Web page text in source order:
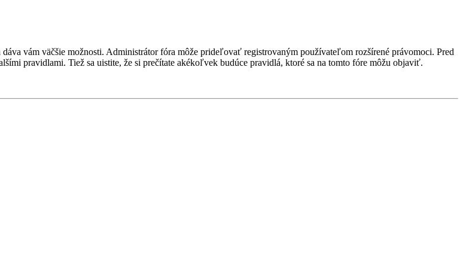
vám väčšie možnosti. Administrátor fóra môže prideľovať registrovaným používateľom rozšírené právomoci. Pred
pravidlami. Tiež sa uistite, že si prečítate akékoľvek budúce pravidlá, ktoré sa na tomto fóre môžu objaviť.